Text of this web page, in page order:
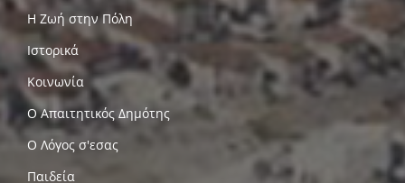
Η Ζωή στην Πόλη
Ιστορικά
Κοινωνία
Ο Απαιτητικός Δημότης
Ο Λόγος σ'εσας
Παιδεία